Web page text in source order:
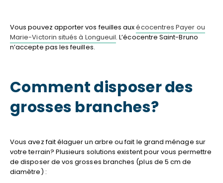
Vous pouvez apporter vos feuilles auxécocentres Payer ou
Marie-Victorin situés à Longueuil. L’écocentre Saint-Bruno
n’accepte pas les feuilles.
Comment disposer des
grosses branches?
Vous avez fait élaguer un arbre ou fait le grand ménage sur
votre terrain? Plusieurs solutions existent pour vous permettre
de disposer de vos grosses branches (plus de 5 cm de
diamètre) :